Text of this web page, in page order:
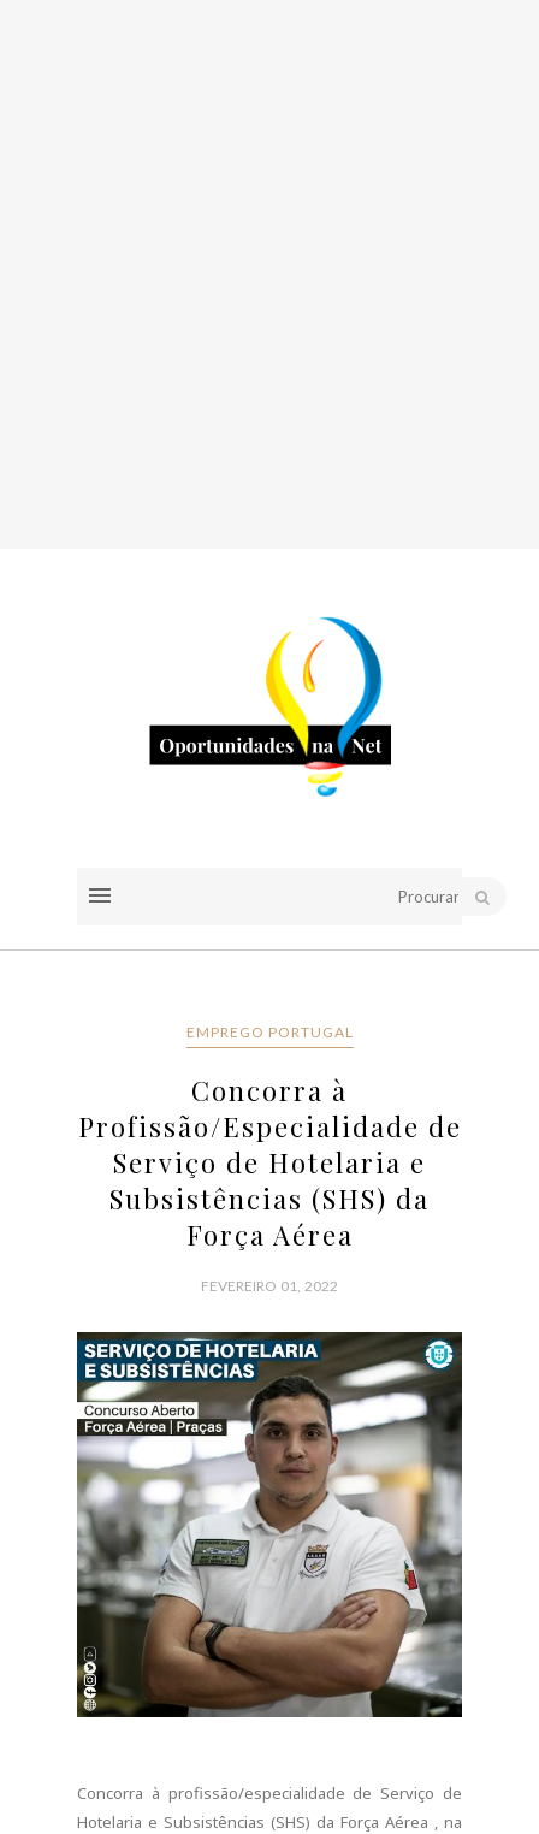
EMPREGO PORTUGAL
Concorra à
Profissão/Especialidade de
Serviço de Hotelaria e
Subsistências (SHS) da
Força Aérea
FEVEREIRO 01, 2022
Concorra à profissão/especialidade de Serviço de
Hotelaria e Subsistências (SHS) da Força Aérea , na